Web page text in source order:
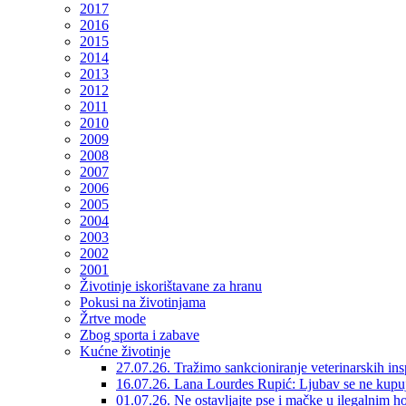
2017
2016
2015
2014
2013
2012
2011
2010
2009
2008
2007
2006
2005
2004
2003
2002
2001
Životinje iskorištavane za hranu
Pokusi na životinjama
Žrtve mode
Zbog sporta i zabave
Kućne životinje
27.07.26. Tražimo sankcioniranje veterinarskih
16.07.26. Lana Lourdes Rupić: Ljubav se ne
01.07.26. Ne ostavljajte pse i mačke u ilegalnim